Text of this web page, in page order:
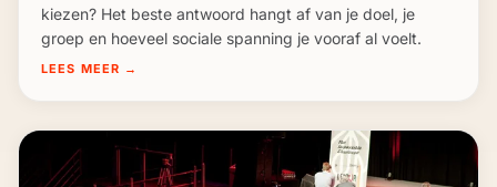
kiezen? Het beste antwoord hangt af van je doel, je
groep en hoeveel sociale spanning je vooraf al voelt.
LEES MEER →